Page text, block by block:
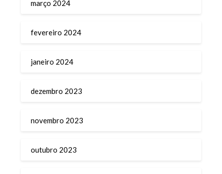
março 2024
fevereiro 2024
janeiro 2024
dezembro 2023
novembro 2023
outubro 2023